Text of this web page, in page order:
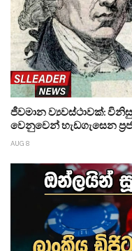
ජීවමාන ව්‍යවස්ථාවක්:
වෙනුවෙන් හැඩගැසෙන
AUG 8